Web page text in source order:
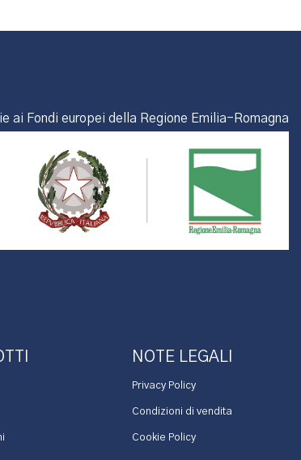
ai Fondi europei della Regione Emilia-Romagna
NOTE LEGALI
Privacy Policy
Condizioni di vendita
Cookie Policy